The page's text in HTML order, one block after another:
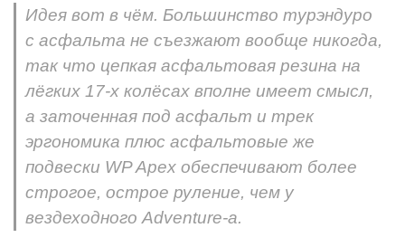
Идея вот в чём. Большинство турэндуро
с асфальта не съезжают вообще никогда,
так что цепкая асфальтовая резина на
лёгких 17-х колёсах вполне имеет смысл,
а заточенная под асфальт и трек
эргономика плюс асфальтовые же
подвески WP Apex обеспечивают более
строгое, острое руление, чем у
вездеходного Adventure-а.